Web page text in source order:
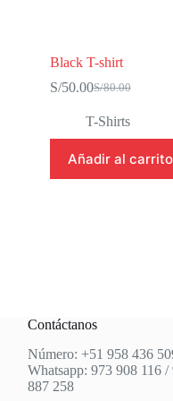
Black T-shirt
S/80.00
El
original
era:
S/80.00.
S/50.00El
actual
es:
S/50.00.
T-Shirts
Añadir al carrito
Contáctanos
Número: +51 958 436
Whatsapp: 973 908 116 /
887 258